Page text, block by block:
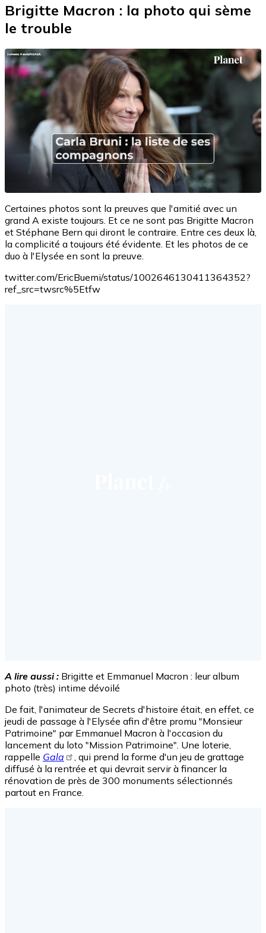
Brigitte Macron : la photo qui sème
le trouble
Certaines photos sont la preuves que l'amitié avec un
grand A existe toujours. Et ce ne sont pas Brigitte Macron
et Stéphane Bern qui diront le contraire. Entre ces deux là,
la complicité a toujours été évidente. Et les photos de ce
duo à l'Elysée en sont la preuve.
twitter.com/EricBuemi/status/1002646130411364352?
ref_src=twsrc%5Etfw
A lire aussi : Brigitte et Emmanuel Macron : leur album
photo (très) intime dévoilé
De fait, l'animateur de Secrets d'histoire était, en effet, ce
jeudi de passage à l'Elysée afin d'être promu "Monsieur
Patrimoine" par Emmanuel Macron à l'occasion du
lancement du loto "Mission Patrimoine". Une loterie,
rappelle Gala
, qui prend la forme d'un jeu de grattage
diffusé à la rentrée et qui devrait servir à financer la
rénovation de près de 300 monuments sélectionnés
partout en France.